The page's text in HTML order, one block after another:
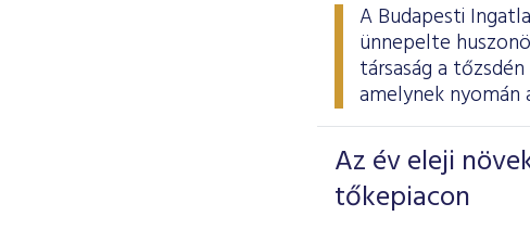
A Budapesti
ünnepelte
társaság a
amelynek nyomán
Az év eleji
tőkepiacon